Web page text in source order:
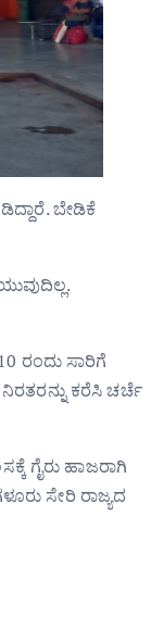
ಬೇಡಿಕೆ
ರಂದು ಸಾರಿಗೆ
ಕರೆಸಿ ಚರ್ಚೆ
ಗೈರು ಹಾಜರಾಗಿ
ಸೇರಿ ರಾಜ್ಯದ